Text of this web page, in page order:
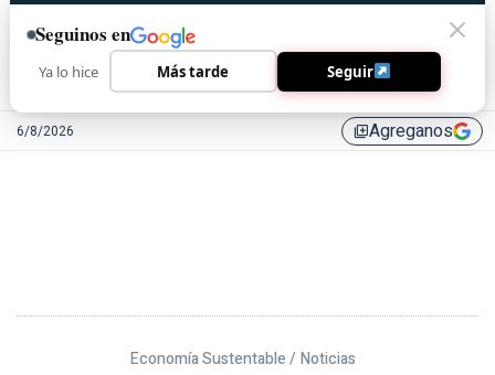
6/8/2026 library_addAgreganos
Economía Sustentable / Noticias
Seguinos en
Ya lo hice Más tarde Seguir